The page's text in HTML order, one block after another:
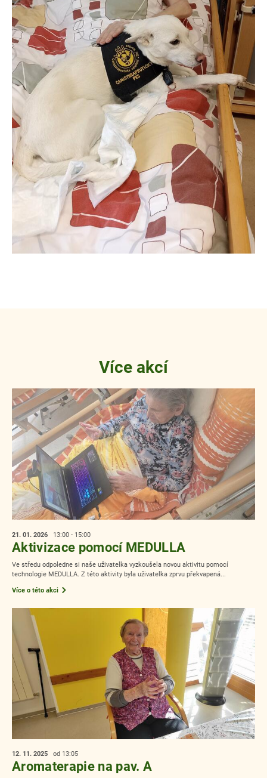
Více akcí
21. 01. 2026 13:00 - 15:00
Aktivizace pomocí MEDULLA
Ve středu odpoledne si naše uživatelka vyzkoušela novou aktivitu pomocí
technologie MEDULLA. Z této aktivity byla uživatelka zprvu překvapená...
Více o této akci
12. 11. 2025 od 13:05
Aromaterapie na pav. A